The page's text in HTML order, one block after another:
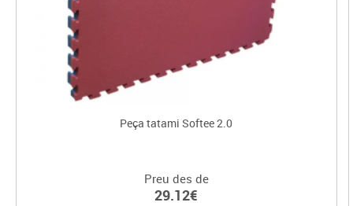
Peça tatami Softee 2.0
Preu des de
29.12€